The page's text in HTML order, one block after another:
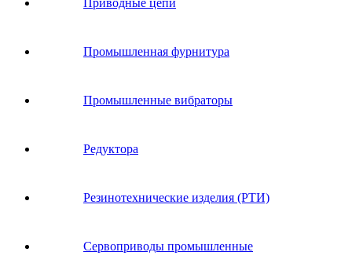
Приводные цепи
Промышленная фурнитура
Промышленные вибраторы
Редуктора
Резинотехнические изделия (РТИ)
Сервоприводы промышленные